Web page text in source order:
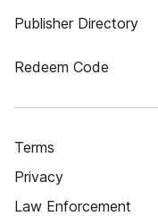
Publisher Directory
Redeem Code
Terms
Privacy
Law Enforcement